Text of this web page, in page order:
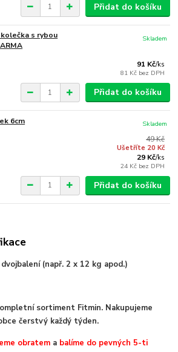
Přidat do košíku
s rybou
91 Kč/ks
81 Kč bez DPH
Skladem
Přidat do košíku
6cm
49 Kč
Ušetříte 20 Kč
29 Kč/ks
24 Kč bez DPH
Skladem
Přidat do košíku
(např. 2 x 12 kg apod.)
sortiment Fitmin. Nakupujeme
čerstvý každý týden.
obratem a balíme do pevných 5-ti